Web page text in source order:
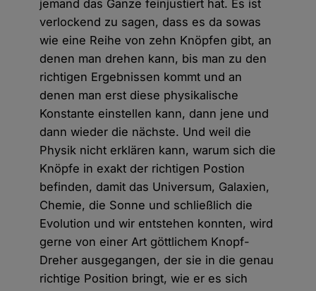
jemand das Ganze feinjustiert hat. Es ist
verlockend zu sagen, dass es da sowas
wie eine Reihe von zehn Knöpfen gibt, an
denen man drehen kann, bis man zu den
richtigen Ergebnissen kommt und an
denen man erst diese physikalische
Konstante einstellen kann, dann jene und
dann wieder die nächste. Und weil die
Physik nicht erklären kann, warum sich die
Knöpfe in exakt der richtigen Postion
befinden, damit das Universum, Galaxien,
Chemie, die Sonne und schließlich die
Evolution und wir entstehen konnten, wird
gerne von einer Art göttlichem Knopf-
Dreher ausgegangen, der sie in die genau
richtige Position bringt, wie er es sich